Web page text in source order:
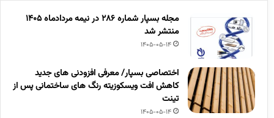
مجله بسپار شماره 286 در نیمه مردادماه 1405
منتشر شد
1405-05-14
اختصاصی بسپار/ معرفی افزودنی های جدید
کاهش افت ویسکوزیته رنگ های ساختمانی پس از
تینت
1405-05-14